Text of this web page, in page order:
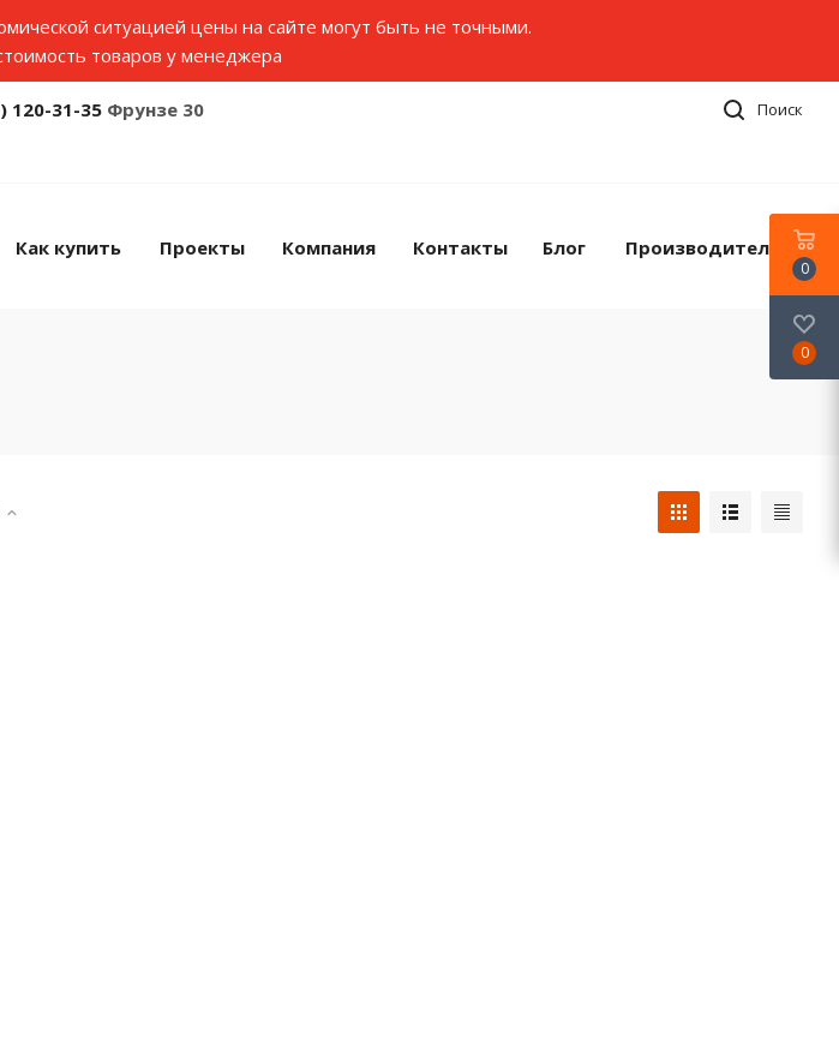
ситуацией цены на сайте могут быть не точными.
товаров у менеджера
120-31-35 Фрунзе 30 Поиск
Как купить Проекты Компания Контакты Блог Производители
0
0